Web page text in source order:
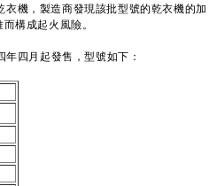
衣機，製造商發現該批型號的乾衣機的加
構成起火風險。
四月起發售，型號如下：